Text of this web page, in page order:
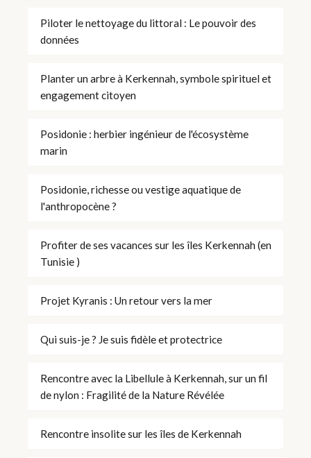
Piloter le nettoyage du littoral : Le pouvoir des
données
Planter un arbre à Kerkennah, symbole spirituel et
engagement citoyen
Posidonie : herbier ingénieur de l'écosystème
marin
Posidonie, richesse ou vestige aquatique de
l'anthropocène ?
Profiter de ses vacances sur les îles Kerkennah (en
Tunisie )
Projet Kyranis : Un retour vers la mer
Qui suis-je ? Je suis fidèle et protectrice
Rencontre avec la Libellule à Kerkennah, sur un fil
de nylon : Fragilité de la Nature Révélée
Rencontre insolite sur les îles de Kerkennah